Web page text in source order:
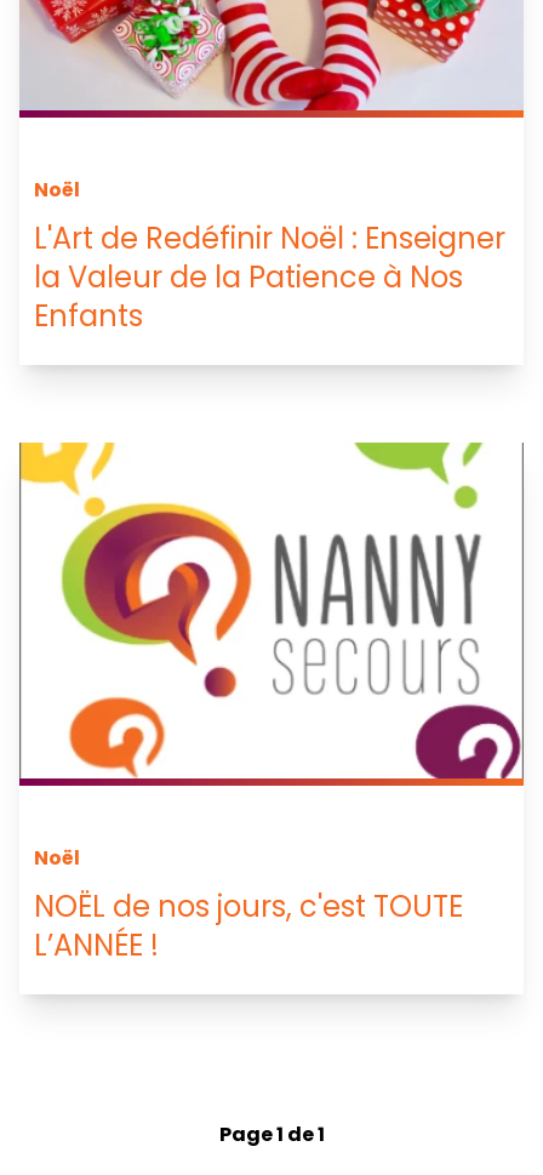
Noël
L'Art de Redéfinir Noël : Enseigner
la Valeur de la Patience à Nos
Enfants
Noël
NOËL de nos jours, c'est TOUTE
L’ANNÉE !
Page 1 de 1